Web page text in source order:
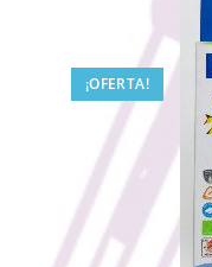
¡OFERTA!